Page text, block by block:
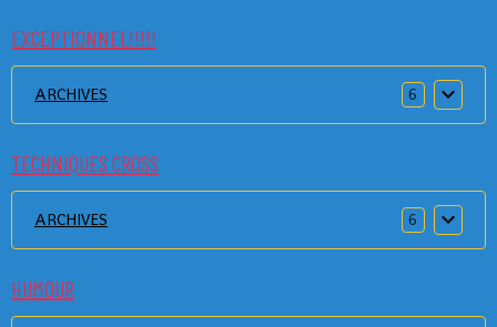
EXCEPTIONNEL!!!!!
ARCHIVES 6
TECHNIQUES CROSS
ARCHIVES 6
HUMOUR